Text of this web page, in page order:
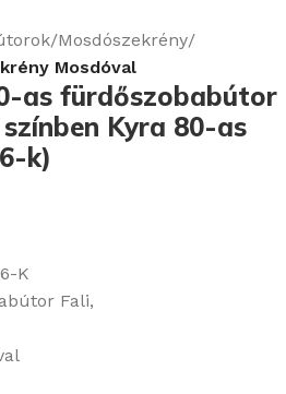
Mosdószekrény
Mosdóval
as fürdőszobabútor
Kyra 80-as
k)
K
Fali,